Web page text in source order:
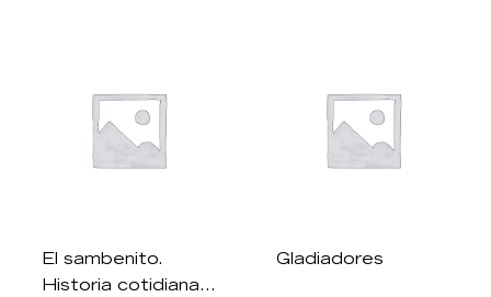
El sambenito.
Historia cotidiana
Gladiadores